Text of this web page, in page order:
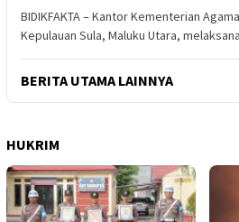
BIDIKFAKTA – Kantor Kementerian
Kepulauan Sula, Maluku Utara,
BERITA UTAMA LAINNYA
HUKRIM